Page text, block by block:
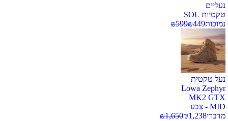
נעליים
טקטיות SOL
נמוכות
₪449
₪599
נעל טקטית
Lowa Zephyr
MK2 GTX
MID - צבע
מדברי
₪1,238
₪1,650